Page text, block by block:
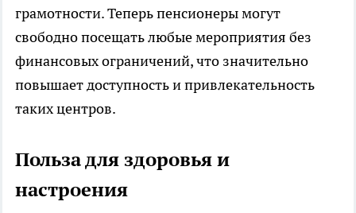
грамотности. Теперь пенсионеры могут
свободно посещать любые мероприятия без
финансовых ограничений, что значительно
повышает доступность и привлекательность
таких центров.
Польза для здоровья и
настроения